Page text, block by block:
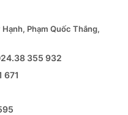
Phạm Quốc Thắng,
355 932
671